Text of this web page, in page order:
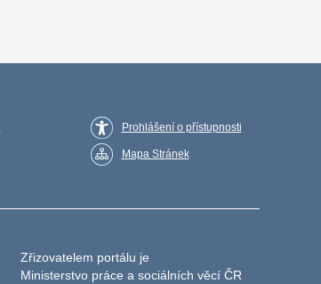
Prohlášení o přístupnosti
Mapa Stránek
Zřizovatelem portálu je
Ministerstvo práce a sociálních věcí ČR